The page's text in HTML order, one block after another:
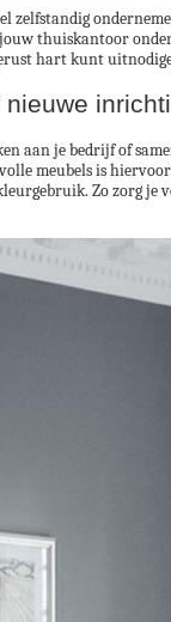
zelfstandig
thuiskantoor
hart kunt
aan je bedrijf of
meubels is
Zo zorg je